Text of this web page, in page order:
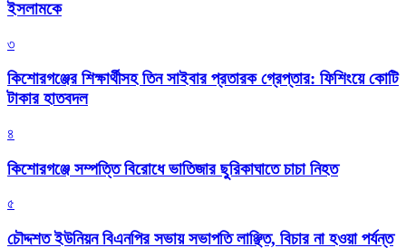
ইসলামকে
৩
কিশোরগঞ্জের শিক্ষার্থীসহ তিন সাইবার প্রতারক গ্রেপ্তার: ফিশিংয়ে কোটি
টাকার হাতবদল
৪
কিশোরগঞ্জে সম্পত্তি বিরোধে ভাতিজার ছুরিকাঘাতে চাচা নিহত
৫
চৌদ্দশত ইউনিয়ন বিএনপির সভায় সভাপতি লাঞ্ছিত, বিচার না হওয়া পর্যন্ত